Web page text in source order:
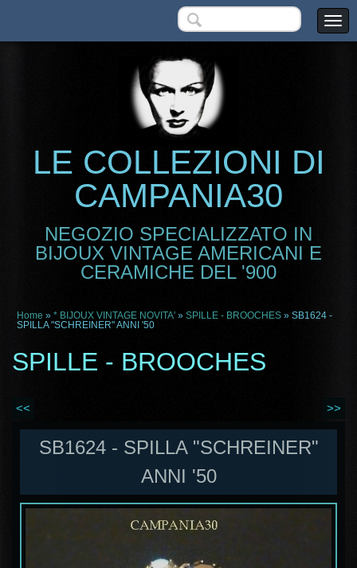
LE COLLEZIONI DI
CAMPANIA30
NEGOZIO SPECIALIZZATO IN
BIJOUX VINTAGE AMERICANI E
CERAMICHE DEL '900
Home » * BIJOUX VINTAGE NOVITA' » SPILLE - BROOCHES » SB1624 -
SPILLA "SCHREINER" ANNI '50
SPILLE - BROOCHES
<< >>
SB1624 - SPILLA "SCHREINER"
ANNI '50